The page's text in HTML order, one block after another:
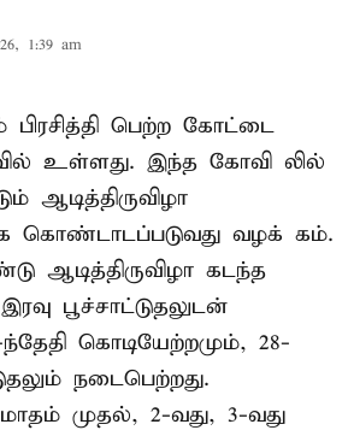
1:39 am
பிரசித்தி பெற்ற கோட்டை
உள்ளது. இந்த கோவி லில்
கொண்டாடப்படுவது வழக் கம்.
ஆடித்திருவிழா கடந்த
பூச்சாட்டுதலுடன்
கொடியேற்றமும், 28-
நடைபெற்றது.
முதல், 2-வது, 3-வது